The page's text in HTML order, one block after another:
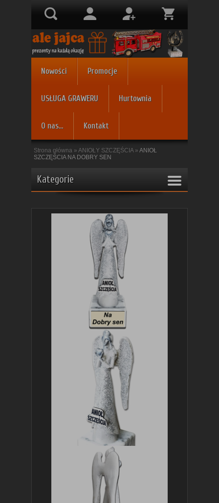
Nowości Promocje
USŁUGA GRAWERU Hurtownia
O nas... Kontakt
Strona główna » ANIOŁY SZCZĘŚCIA» ANIOŁ
SZCZĘŚCIA NA DOBRY SEN
Kategorie